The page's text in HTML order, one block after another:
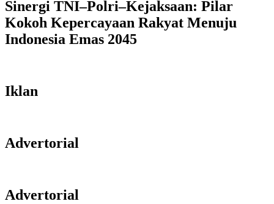
Sinergi TNI–Polri–Kejaksaan: Pilar
Kokoh Kepercayaan Rakyat Menuju
Indonesia Emas 2045
Iklan
Advertorial
Advertorial